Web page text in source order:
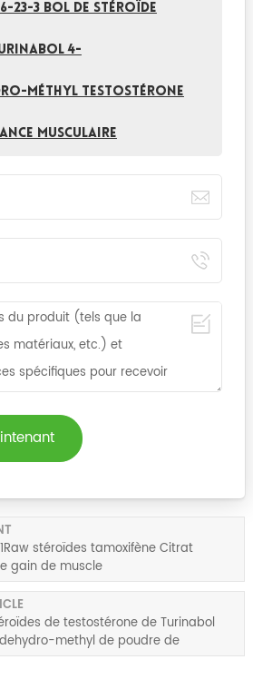
23-3 bol de stéroïde
4-
méthyl testostérone
musculaire
stéroïdes tamoxifène Citrat
gain de muscle
de testostérone de Turinabol
methyl de poudre de
2446-23-3